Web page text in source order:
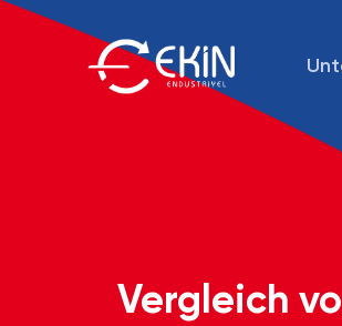
Vergleich